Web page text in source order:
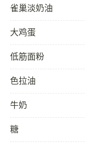
雀巢淡奶油
大鸡蛋
低筋面粉
色拉油
牛奶
糖